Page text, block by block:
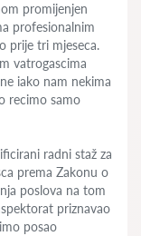
promijenjen
profesionalnim
prije tri mjeseca.
vatrogascima
iako nam nekima
recimo samo
radni staž za
prema Zakonu o
poslova na tom
priznavao
posao